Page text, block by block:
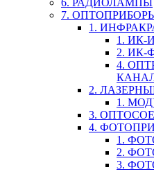
6. РАДИОЛАМПЫ
7.
1.
1. ИК-
2.
4.
2.
1.
3.
4.
1.
2.
3.